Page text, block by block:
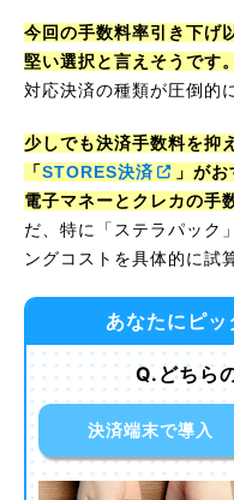
今回の手数料率引き下げ
堅い選択と言えそうです。
対応決済の種類が圧倒的
少しでも決済手数料を抑
「STORES決済
」が
電子マネーとクレカの手
だ、特に「ステラパック
ングコストを具体的に試
あなたにピ
Q.どちら
決済端末で導入